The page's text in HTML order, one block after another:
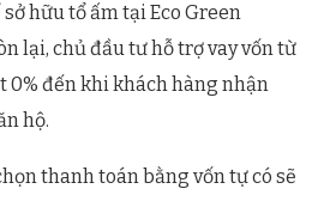
hữu tổ ấm tại Eco Green
lại, chủ đầu tư hỗ trợ vay vốn từ
0% đến khi khách hàng nhận
hộ.
thanh toán bằng vốn tự có sẽ